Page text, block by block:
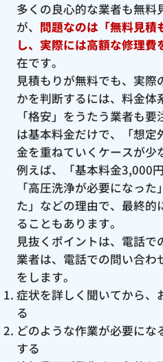
多くの良心的な業者も無料
が、 問題なのは「無料見積
し、実際には高額な修理費
在です。
見積もりが無料でも、実際
かを判断するには、料金体
「格安」をうたう業者も
は基本料金だけで、「想定
金を重ねていくケースが少
例えば、「基本料金3,000
「高圧洗浄が必要になっ
た」などの理由で、最終的
ることもあります。
見抜くポイントは、電話で
業者は、電話での問い合わ
をします。
症状を詳しく聞いてから、
る
どのような作業が必要にな
する